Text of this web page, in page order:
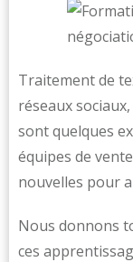
Traitement de
réseaux
sont quelques
équipes de
nouvelles pour
Nous donnons
ces